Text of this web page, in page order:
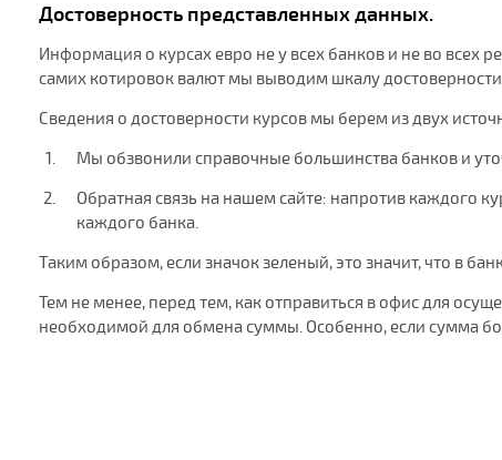
Достоверность представленных данных.
Информация о курсах евро не у всех банков и не во всех
самих котировок валют мы выводим шкалу
Сведения о достоверности курсов мы берем из двух
Мы обзвонили справочные большинства банков и
Обратная связь на нашем сайте: напротив каждого
каждого банка.
Таким образом, если значок зеленый, это значит, что в
Тем не менее, перед тем, как отправиться в офис для
необходимой для обмена суммы. Особенно, если сумма